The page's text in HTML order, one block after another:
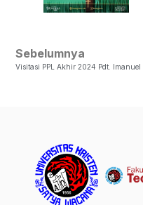
Sebelumnya